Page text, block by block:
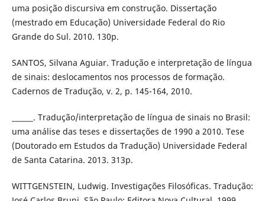
uma posição discursiva em construção. Dissertação
(mestrado em Educação) Universidade Federal do Rio
Grande do Sul. 2010. 130p.
SANTOS, Silvana Aguiar. Tradução e interpretação de língua
de sinais: deslocamentos nos processos de formação.
Cadernos de Tradução, v. 2, p. 145-164, 2010.
______. Tradução/interpretação de língua de sinais no Brasil:
uma análise das teses e dissertações de 1990 a 2010. Tese
(Doutorado em Estudos da Tradução) Universidade Federal
de Santa Catarina. 2013. 313p.
WITTGENSTEIN, Ludwig. Investigações Filosóficas. Tradução: